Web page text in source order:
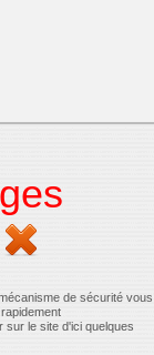
de sécurité vous
sur le site d'ici quelques